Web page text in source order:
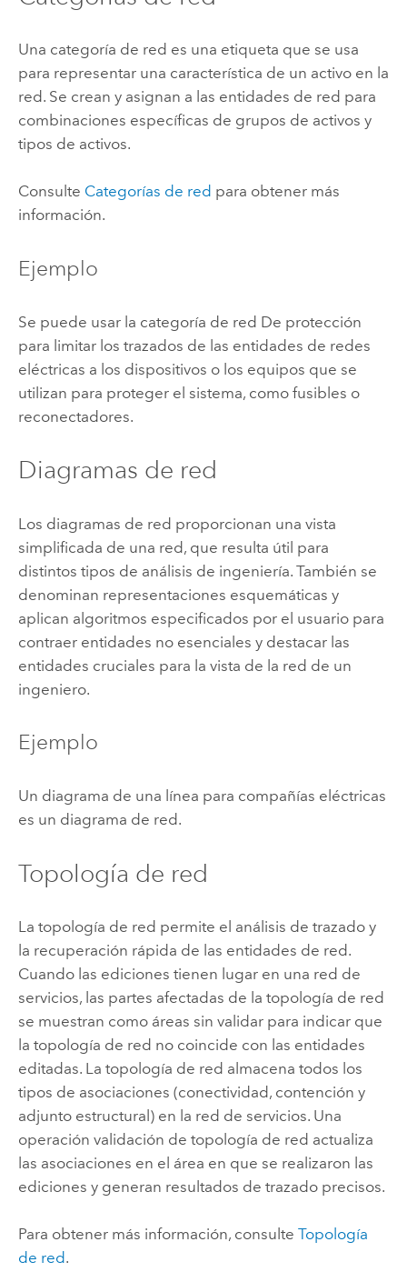
Una categoría de red es una etiqueta que se usa
para representar una característica de un activo en la
red. Se crean y asignan a las entidades de red para
combinaciones específicas de grupos de activos y
tipos de activos.
Consulte Categorías de red para obtener más
información.
Ejemplo
Se puede usar la categoría de red De protección
para limitar los trazados de las entidades de redes
eléctricas a los dispositivos o los equipos que se
utilizan para proteger el sistema, como fusibles o
reconectadores.
Diagramas de red
Los diagramas de red proporcionan una vista
simplificada de una red, que resulta útil para
distintos tipos de análisis de ingeniería. También se
denominan representaciones esquemáticas y
aplican algoritmos especificados por el usuario para
contraer entidades no esenciales y destacar las
entidades cruciales para la vista de la red de un
ingeniero.
Ejemplo
Un diagrama de una línea para compañías eléctricas
es un diagrama de red.
Topología de red
La topología de red permite el análisis de trazado y
la recuperación rápida de las entidades de red.
Cuando las ediciones tienen lugar en una red de
servicios, las partes afectadas de la topología de red
se muestran como áreas sin validar para indicar que
la topología de red no coincide con las entidades
editadas. La topología de red almacena todos los
tipos de asociaciones (conectividad, contención y
adjunto estructural) en la red de servicios. Una
operación validación de topología de red actualiza
las asociaciones en el área en que se realizaron las
ediciones y generan resultados de trazado precisos.
Para obtener más información, consulte Topología
de red.